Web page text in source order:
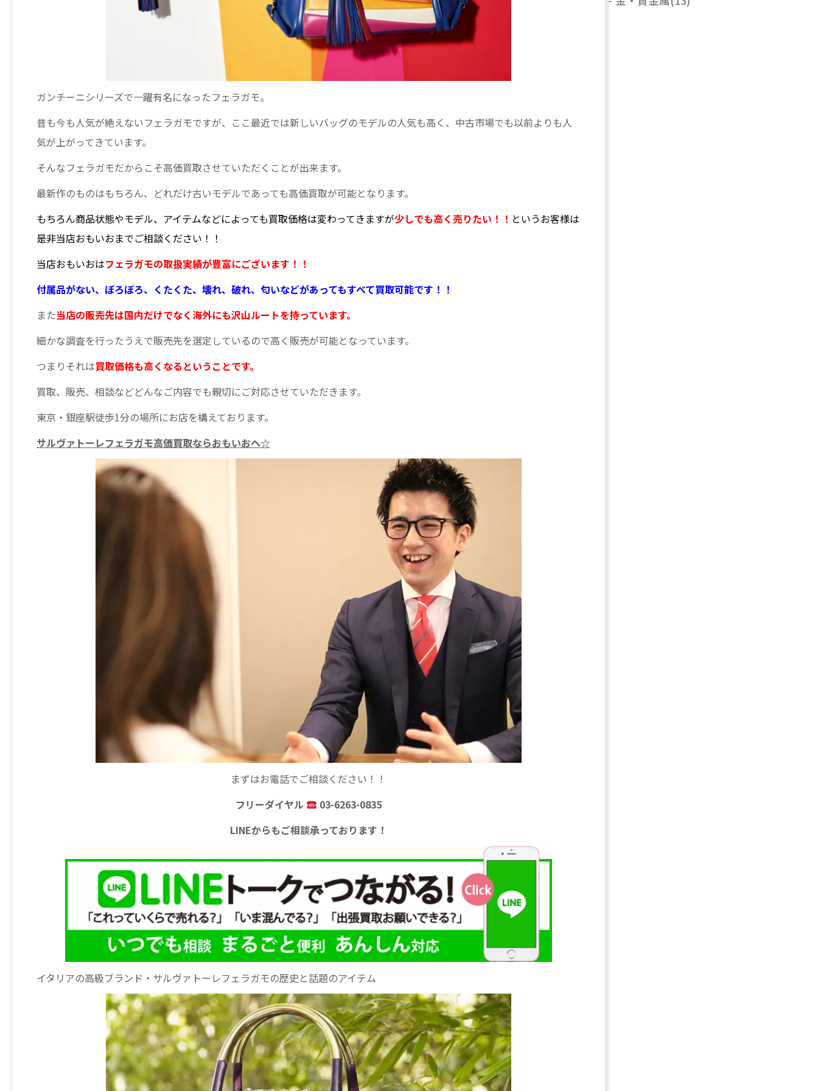
ガンチーニシリーズで一躍有名になったフェラガモ。
昔も今も人気が絶えないフェラガモですが、ここ最近では新しいバッグのモデルの人気も高く、中古市場でも以前よりも人
気が上がってきています。
そんなフェラガモだからこそ高価買取させていただくことが出来ます。
最新作のものはもちろん、どれだけ古いモデルであっても高価買取が可能となります。
もちろん商品状態やモデル、アイテムなどによっても買取価格は変わってきますが少しでも高く売りたい！！ というお客様は
是非当店おもいおまでご相談ください！！
当店おもいおはフェラガモの取扱実績が豊富にございます！！
付属品がない、ぼろぼろ、くたくた、壊れ、破れ、匂いなどがあってもすべて買取可能です！！
また当店の販売先は国内だけでなく海外にも沢山ルートを持っています。
細かな調査を行ったうえで販売先を選定しているので高く販売が可能となっています。
つまりそれは買取価格も高くなるということです。
買取、販売、相談などどんなご内容でも親切にご対応させていただきます。
東京・銀座駅徒歩1分の場所にお店を構えております。
サルヴァトーレフェラガモ高価買取ならおもいおへ☆
まずはお電話でご相談ください！！
フリーダイヤル
03-6263-0835
LINEからもご相談承っております！
イタリアの高級ブランド・サルヴァトーレフェラガモの歴史と話題のアイテム